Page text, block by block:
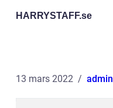
HARRYSTAFF.se
13 mars 2022 admin